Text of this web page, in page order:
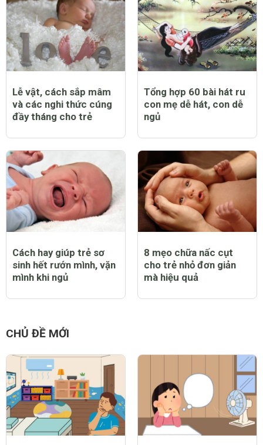
Cách dạy trẻ 2 tuổi
nghe lời hiệu quả bạn
cần có chiến lược
Cách dạy trẻ 4 tuổi học
chữ hiệu quả nhất mẹ
hãy tham khảo ngay
Tranh cát cho bé: Lợi
ích và hướng dẫn cách
chơi tại nhà
Dạy trẻ 5 tuổi sự hào
phóng bạn đã thực hiện
chưa?
CHỦ ĐỀ LIÊN QUAN